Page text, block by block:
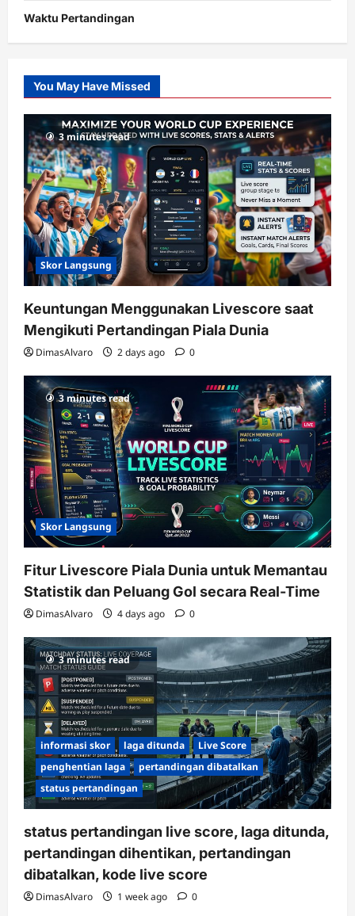
Waktu Pertandingan
Slot
Gacor
RTP
terupdate
You May Have Missed
3 minutes read
Skor Langsung
Keuntungan Menggunakan Livescore saat
Mengikuti Pertandingan Piala Dunia
DimasAlvaro 2 days ago 0
3 minutes read
Skor Langsung
Fitur Livescore Piala Dunia untuk Memantau
Statistik dan Peluang Gol secara Real-Time
DimasAlvaro 4 days ago 0
3 minutes read
informasi skor laga ditunda
Live Score
penghentian laga
pertandingan dibatalkan
status pertandingan
status pertandingan live score, laga ditunda,
pertandingan dihentikan, pertandingan
dibatalkan, kode live score
DimasAlvaro 1 week ago 0